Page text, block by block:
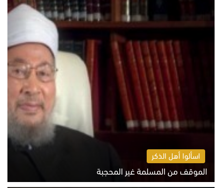
اسألوا أهل الذكر
الموقف من المسلمة غير المحجبة